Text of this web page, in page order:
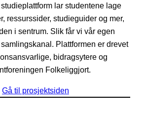
lar studentene lage
ressurssider, studieguider og mer,
i sentrum. Slik får vi vår egen
Plattformen er drevet
bidragsytere og
Folkeliggjort.
Gå til prosjektsiden